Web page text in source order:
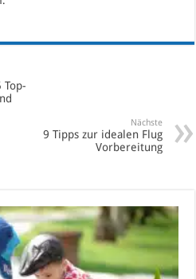
Nächste
9 Tipps zur idealen Flug
Vorbereitung